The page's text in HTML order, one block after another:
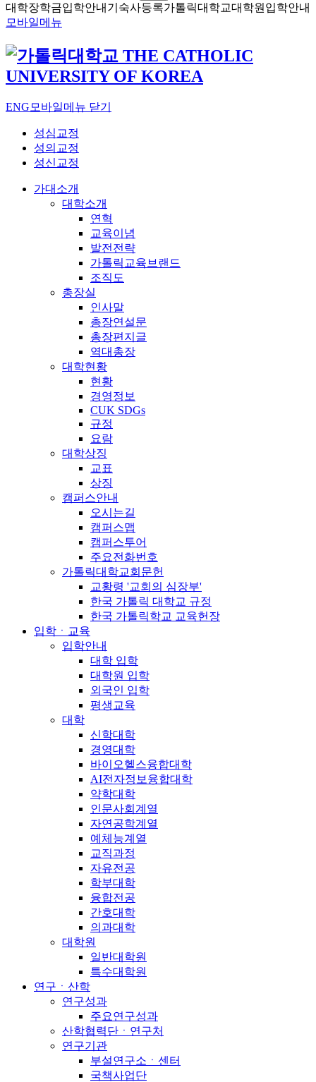
대학장학금입학안내 기숙사등록가톨릭대학교대학원입학안내
모바일메뉴
ENG 모바일메뉴 닫기
성심교정
성의교정
성신교정
가대소개
대학소개
연혁
교육이념
발전전략
가톨릭교육브랜드
조직도
총장실
인사말
총장연설문
총장편지글
역대총장
대학현황
현황
경영정보
CUK SDGs
규정
요람
대학상징
교표
상징
캠퍼스안내
오시는길
캠퍼스맵
캠퍼스투어
주요전화번호
가톨릭대학교회문헌
교황령 '교회의 심장부'
한국 가톨릭 대학교 규정
한국 가톨릭학교 교육헌장
입학ㆍ교육
입학안내
대학 입학
대학원 입학
외국인 입학
평생교육
대학
신학대학
경영대학
바이오헬스융합대학
AI전자정보융합대학
약학대학
인문사회계열
자연공학계열
예체능계열
교직과정
자유전공
학부대학
융합전공
간호대학
의과대학
대학원
일반대학원
특수대학원
연구ㆍ산학
연구성과
주요연구성과
산학협력단ㆍ연구처
연구기관
부설연구소ㆍ센터
국책사업단